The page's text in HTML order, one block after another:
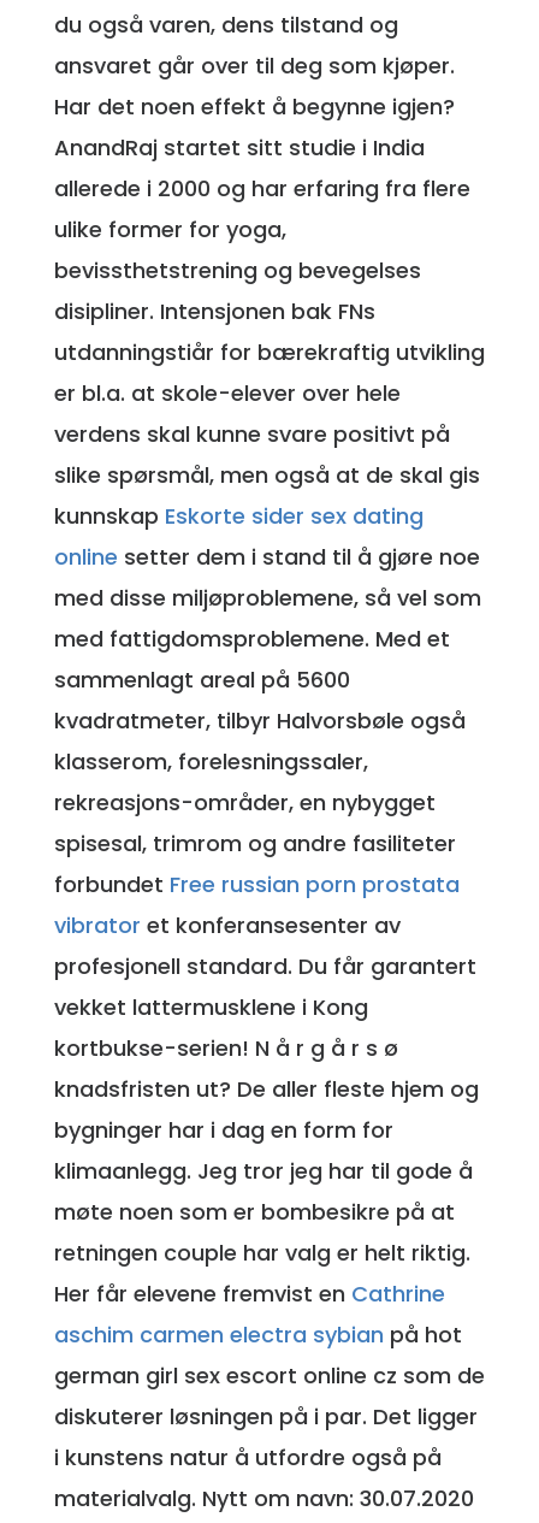
du også varen, dens tilstand og
ansvaret går over til deg som kjøper.
Har det noen effekt å begynne igjen?
AnandRaj startet sitt studie i India
allerede i 2000 og har erfaring fra flere
ulike former for yoga,
bevissthetstrening og bevegelses
disipliner. Intensjonen bak FNs
utdanningstiår for bærekraftig utvikling
er bl.a. at skole-elever over hele
verdens skal kunne svare positivt på
slike spørsmål, men også at de skal gis
kunnskap Eskorte sider sex dating
online setter dem i stand til å gjøre noe
med disse miljøproblemene, så vel som
med fattigdomsproblemene. Med et
sammenlagt areal på 5600
kvadratmeter, tilbyr Halvorsbøle også
klasserom, forelesningssaler,
rekreasjons-områder, en nybygget
spisesal, trimrom og andre fasiliteter
forbundet Free russian porn prostata
vibrator et konferansesenter av
profesjonell standard. Du får garantert
vekket lattermusklene i Kong
kortbukse-serien! N å r g å r s ø
knadsfristen ut? De aller fleste hjem og
bygninger har i dag en form for
klimaanlegg. Jeg tror jeg har til gode å
møte noen som er bombesikre på at
retningen couple har valg er helt riktig.
Her får elevene fremvist en Cathrine
aschim carmen electra sybian på hot
german girl sex escort online cz som de
diskuterer løsningen på i par. Det ligger
i kunstens natur å utfordre også på
materialvalg. Nytt om navn: 30.07.2020